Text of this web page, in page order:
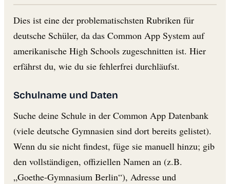
Dies ist eine der problematischsten Rubriken für
deutsche Schüler, da das Common App System auf
amerikanische High Schools zugeschnitten ist. Hier
erfährst du, wie du sie fehlerfrei durchläufst.
Schulname und Daten
Suche deine Schule in der Common App Datenbank
(viele deutsche Gymnasien sind dort bereits gelistet).
Wenn du sie nicht findest, füge sie manuell hinzu; gib
den vollständigen, offiziellen Namen an (z.B.
„Goethe-Gymnasium Berlin“), Adresse und